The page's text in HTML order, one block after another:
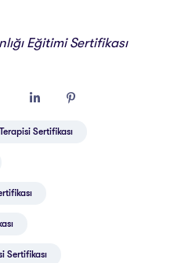
Eğitimi Sertifikası
Sertifikası
Sertifikası